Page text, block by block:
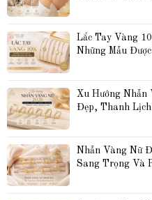
Lắc Tay Vàng
Những Mẫu
Xu Hướng Nhẫn
Đẹp, Thanh
Nhẫn Vàng Nữ
Sang Trọng Và